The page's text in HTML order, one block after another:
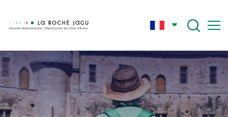
Aller
au
contenu
principal